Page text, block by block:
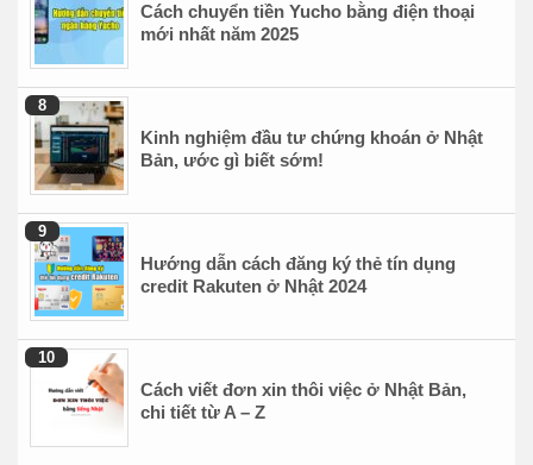
Cách chuyển tiền Yucho bằng điện thoại
mới nhất năm 2025
Kinh nghiệm đầu tư chứng khoán ở Nhật
Bản, ước gì biết sớm!
Hướng dẫn cách đăng ký thẻ tín dụng
credit Rakuten ở Nhật 2024
Cách viết đơn xin thôi việc ở Nhật Bản,
chi tiết từ A – Z